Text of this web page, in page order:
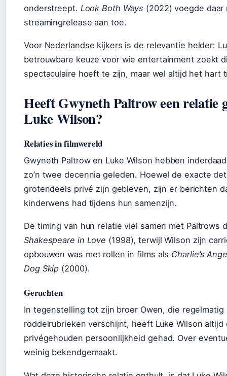
onderstreept. Look Both Ways (2022) voegde daar
streamingrelease aan toe.
Voor Nederlandse kijkers is de relevantie helder:
betrouwbare keuze voor wie entertainment zoekt
spectaculaire hoeft te zijn, maar wel altijd het hart
Heeft Gwyneth Paltrow een relatie
Luke Wilson?
Relaties in filmwereld
Gwyneth Paltrow en Luke Wilson hebben
zo’n twee decennia geleden. Hoewel de exacte
grotendeels privé zijn gebleven, zijn er berichten
kinderwens had tijdens hun samenzijn.
De timing van hun relatie viel samen met Paltrows
Shakespeare in Love (1998), terwijl Wilson zijn
opbouwen was met rollen in films als Charlie’s
Dog Skip (2000).
Geruchten
In tegenstelling tot zijn broer Owen, die regelmatig
roddelrubrieken verschijnt, heeft Luke Wilson altijd
privégehouden persoonlijkheid gehad. Over
weinig bekendgemaakt.